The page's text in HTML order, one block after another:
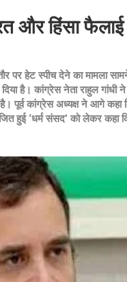
और हिंसा
पर हेट स्पीच देने का मामला
दिया है। कांग्रेस नेता राहुल
कांग्रेस अध्यक्ष ने आगे कहा
हुई ‘धर्म संसद’ को लेकर